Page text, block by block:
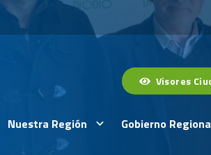
Visores
Nuestra Región Gobierno